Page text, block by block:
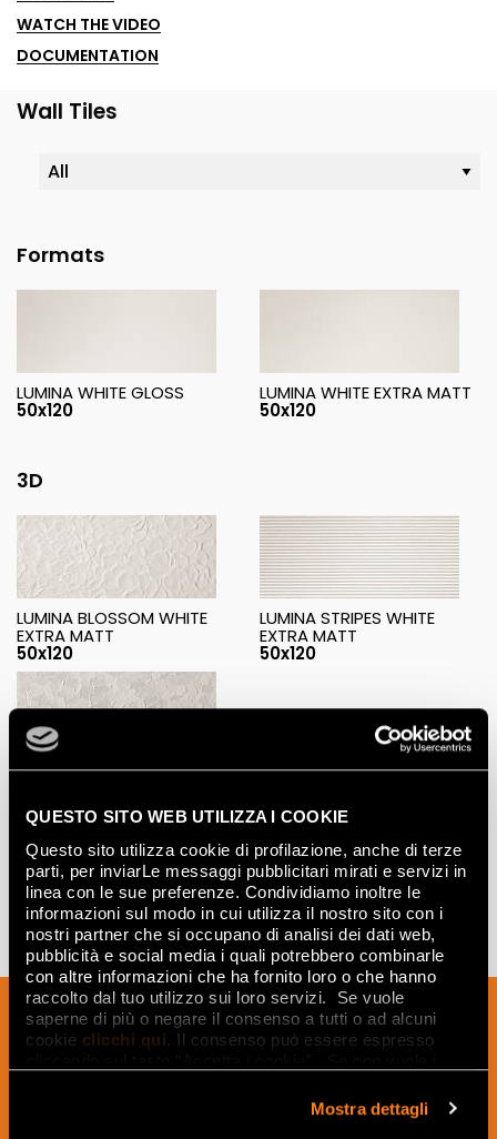
QUESTO SITO WEB UTILIZZA I COOKIE
Questo sito utilizza cookie di profilazione, anche di terze
parti, per inviarLe messaggi pubblicitari mirati e servizi in
linea con le sue preferenze. Condividiamo inoltre le
informazioni sul modo in cui utilizza il nostro sito con i
nostri partner che si occupano di analisi dei dati web,
pubblicità e social media i quali potrebbero combinarle
con altre informazioni che ha fornito loro o che hanno
raccolto dal tuo utilizzo sui loro servizi. Se vuole
saperne di più o negare il consenso a tutti o ad alcuni
cookie clicchi qui. Il consenso può essere espresso
Mostra dettagli
WATCH THE VIDEO
DOCUMENTATION
Wall Tiles
Formats
LUMINA WHITE GLOSS
50x120
LUMINA WHITE EXTRA MATT
50x120
3D
LUMINA BLOSSOM WHITE
EXTRA MATT
50x120
LUMINA STRIPES WHITE
EXTRA MATT
50x120
LUMINA TOUCH WHITE
50x120
Sign up to our newsletter to receive
news, updates and ideas creatives from
the world of ceramics and interior